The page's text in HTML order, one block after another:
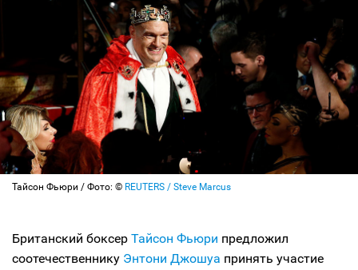
Тайсон Фьюри / Фото: © REUTERS / Steve Marcus
Британский боксер Тайсон Фьюри предложил
соотечественнику Энтони Джошуа принять участие